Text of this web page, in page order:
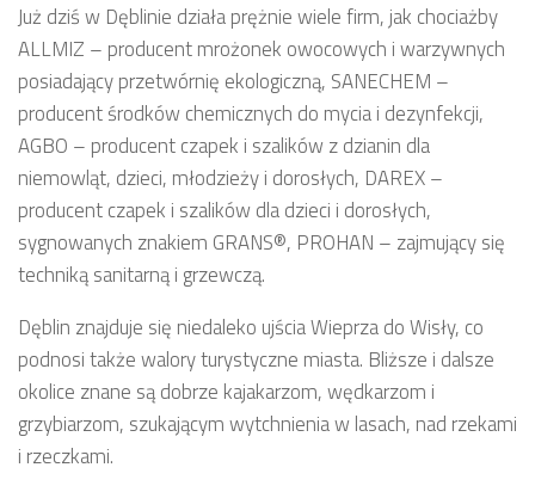
Już dziś w Dęblinie działa prężnie wiele firm, jak chociażby
ALLMIZ – producent mrożonek owocowych i warzywnych
posiadający przetwórnię ekologiczną, SANECHEM –
producent środków chemicznych do mycia i dezynfekcji,
AGBO – producent czapek i szalików z dzianin dla
niemowląt, dzieci, młodzieży i dorosłych, DAREX –
producent czapek i szalików dla dzieci i dorosłych,
sygnowanych znakiem GRANS®, PROHAN – zajmujący się
techniką sanitarną i grzewczą.
Dęblin znajduje się niedaleko ujścia Wieprza do Wisły, co
podnosi także walory turystyczne miasta. Bliższe i dalsze
okolice znane są dobrze kajakarzom, wędkarzom i
grzybiarzom, szukającym wytchnienia w lasach, nad rzekami
i rzeczkami.